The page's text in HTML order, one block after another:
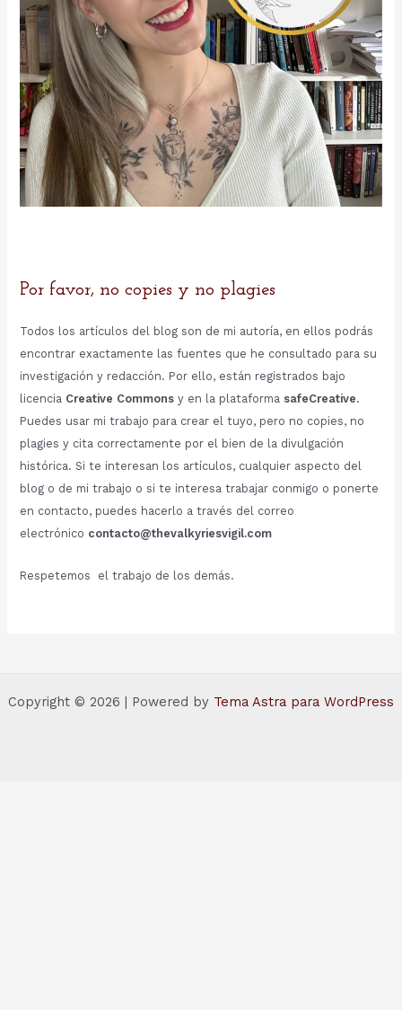
Por favor, no copies y no plagies
Todos los artículos del blog son de mi autoría, en ellos podrás
encontrar exactamente las fuentes que he consultado para su
investigación y redacción. Por ello, están registrados bajo
licencia Creative Commonsy en la plataforma safeCreative.
Puedes usar mi trabajo para crear el tuyo, pero no copies, no
plagies y cita correctamente por el bien de la divulgación
histórica. Si te interesan los artículos, cualquier aspecto del
blog o de mi trabajo o si te interesa trabajar conmigo o ponerte
en contacto, puedes hacerlo a través del correo
electrónico contacto@thevalkyriesvigil.com
Respetemos el trabajo de los demás.
Copyright © 2026 | Powered by Tema Astra para WordPress